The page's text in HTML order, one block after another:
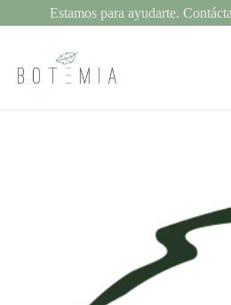
Estamos para ayudarte.